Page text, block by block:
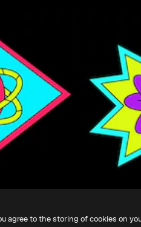
agree to the storing of cookies on